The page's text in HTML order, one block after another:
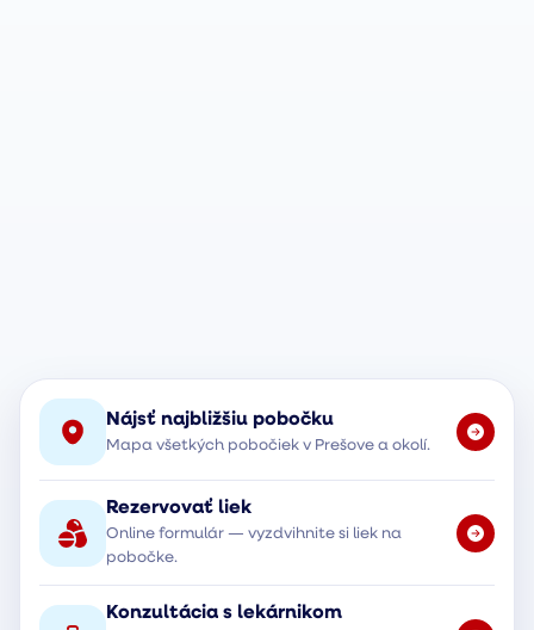
Nájsť najbližšiu pobočku
Mapa všetkých pobočiek v Prešove a okolí.
Rezervovať liek
Online formulár — vyzdvihnite si liek na
pobočke.
Konzultácia s lekárnikom